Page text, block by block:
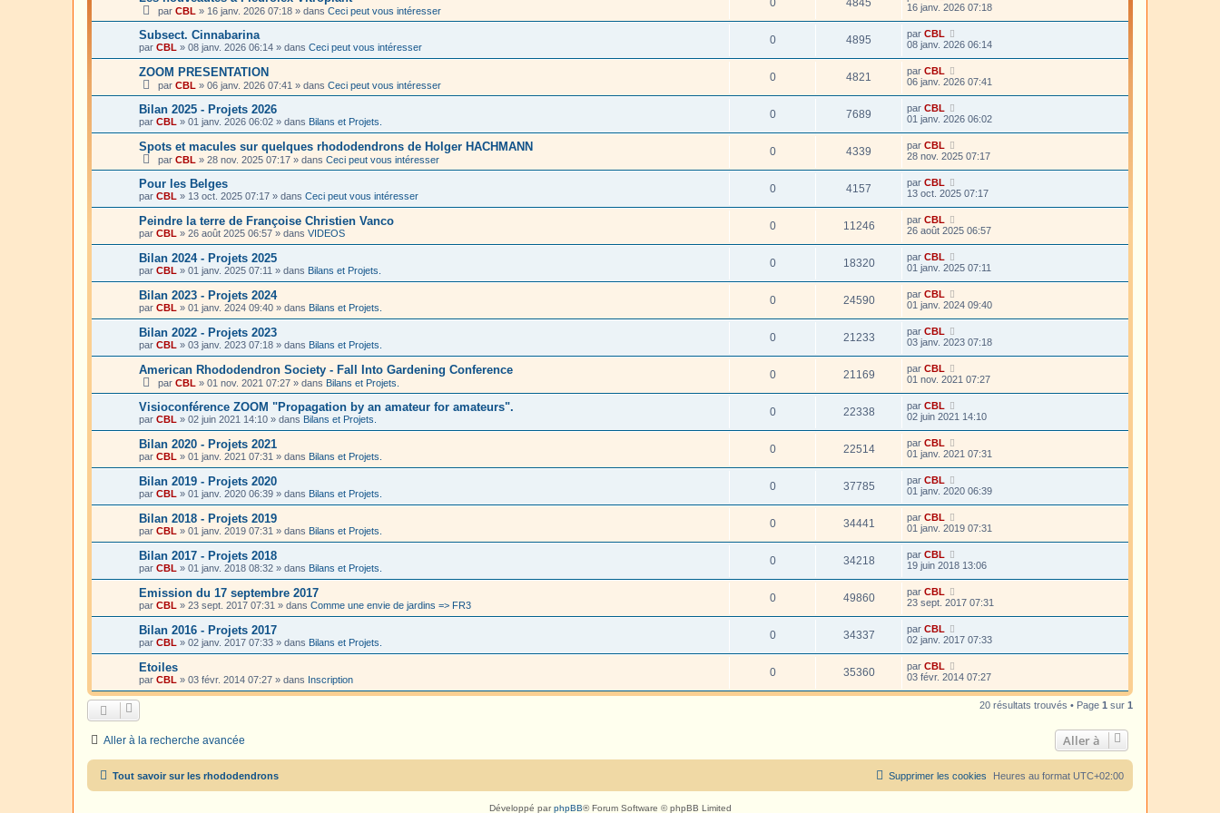
par CBL » 16 janv. 2026 07:18 » dans Ceci peut vous intéresser
16 janv. 2026 07:18
Subsect. Cinnabarina
par CBL » 08 janv. 2026 06:14 » dans Ceci peut vous intéresser
0 4895 par CBL
08 janv. 2026 06:14
ZOOM PRESENTATION
par CBL » 06 janv. 2026 07:41 » dans Ceci peut vous intéresser
0 4821 par CBL
06 janv. 2026 07:41
Bilan 2025 - Projets 2026
par CBL » 01 janv. 2026 06:02 » dans Bilans et Projets.
0 7689 par CBL
01 janv. 2026 06:02
Spots et macules sur quelques rhododendrons de Holger HACHMANN
par CBL » 28 nov. 2025 07:17 » dans Ceci peut vous intéresser
0 4339 par CBL
28 nov. 2025 07:17
Pour les Belges
par CBL » 13 oct. 2025 07:17 » dans Ceci peut vous intéresser
0 4157 par CBL
13 oct. 2025 07:17
Peindre la terre de Françoise Christien Vanco
par CBL » 26 août 2025 06:57 » dans VIDEOS
0 11246 par CBL
26 août 2025 06:57
Bilan 2024 - Projets 2025
par CBL » 01 janv. 2025 07:11 » dans Bilans et Projets.
0 18320 par CBL
01 janv. 2025 07:11
Bilan 2023 - Projets 2024
par CBL » 01 janv. 2024 09:40 » dans Bilans et Projets.
0 24590 par CBL
01 janv. 2024 09:40
Bilan 2022 - Projets 2023
par CBL » 03 janv. 2023 07:18 » dans Bilans et Projets.
0 21233 par CBL
03 janv. 2023 07:18
American Rhododendron Society - Fall Into Gardening Conference
par CBL » 01 nov. 2021 07:27 » dans Bilans et Projets.
0 21169 par CBL
01 nov. 2021 07:27
Visioconférence ZOOM "Propagation by an amateur for amateurs".
par CBL » 02 juin 2021 14:10 » dans Bilans et Projets.
0 22338 par CBL
02 juin 2021 14:10
Bilan 2020 - Projets 2021
par CBL » 01 janv. 2021 07:31 » dans Bilans et Projets.
0 22514 par CBL
01 janv. 2021 07:31
Bilan 2019 - Projets 2020
par CBL » 01 janv. 2020 06:39 » dans Bilans et Projets.
0 37785 par CBL
01 janv. 2020 06:39
Bilan 2018 - Projets 2019
par CBL » 01 janv. 2019 07:31 » dans Bilans et Projets.
0 34441 par CBL
01 janv. 2019 07:31
Bilan 2017 - Projets 2018
par CBL » 01 janv. 2018 08:32 » dans Bilans et Projets.
0 34218 par CBL
19 juin 2018 13:06
Emission du 17 septembre 2017
par CBL » 23 sept. 2017 07:31 » dans Comme une envie de jardins => FR3
0 49860 par CBL
23 sept. 2017 07:31
Bilan 2016 - Projets 2017
par CBL » 02 janv. 2017 07:33 » dans Bilans et Projets.
0 34337 par CBL
02 janv. 2017 07:33
Etoiles
par CBL » 03 févr. 2014 07:27 » dans Inscription
0 35360 par CBL
03 févr. 2014 07:27
20 résultats trouvés • Page 1 sur 1
Aller à la recherche avancée Aller à
Tout savoir sur les rhododendrons Heures au format UTC+02:00
Supprimer les cookies
Développé parphpBB® Forum Software © phpBB Limited